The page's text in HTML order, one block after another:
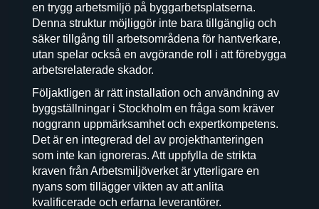
en trygg arbetsmiljö på byggarbetsplatserna.
Denna struktur möjliggör inte bara tillgänglig och
säker tillgång till arbetsområdena för hantverkare,
utan spelar också en avgörande roll i att förebygga
arbetsrelaterade skador.
Följaktligen är rätt installation och användning av
byggställningar i Stockholm en fråga som kräver
noggrann uppmärksamhet och expertkompetens.
Det är en integrerad del av projekthanteringen
som inte kan ignoreras. Att uppfylla de strikta
kraven från Arbetsmiljöverket är ytterligare en
nyans som tillägger vikten av att anlita
kvalificerade och erfarna leverantörer.